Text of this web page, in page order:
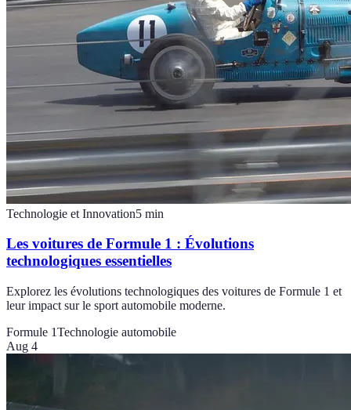
Technologie et Innovation5 min
Les voitures de Formule 1 : Évolutions
technologiques essentielles
Explorez les évolutions technologiques des voitures de Formule 1 et
leur impact sur le sport automobile moderne.
Formule 1Technologie automobile
Aug 4